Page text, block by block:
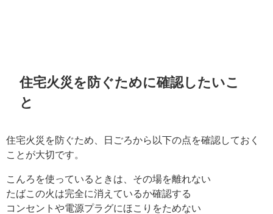
住宅火災を防ぐために確認したいこ
と
住宅火災を防ぐため、日ごろから以下の点を確認しておく
ことが大切です。
こんろを使っているときは、その場を離れない
たばこの火は完全に消えているか確認する
コンセントや電源プラグにほこりをためない